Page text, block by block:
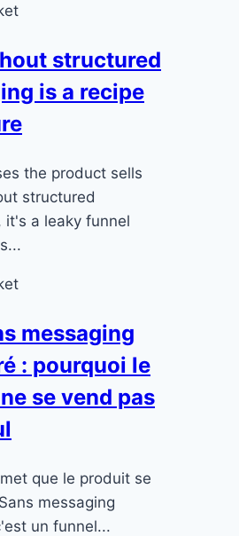
structured
is a recipe
the product sells
structured
it's a leaky funnel
messaging
: pourquoi le
se vend pas
que le produit se
messaging
un funnel...